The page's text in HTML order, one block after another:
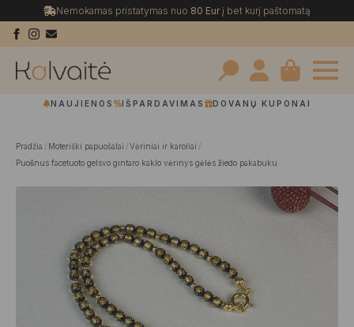
Nemokamas pristatymas nuo 80 Eurį bet kurį paštomatą
Search
NAUJIENOS IŠPARDAVIMAS DOVANŲ KUPONAI
Pradžia Moteriški papuošalai
Vėriniai ir karoliai
Puošnus facetuoto gelsvo gintaro kaklo vėrinys gėlės žiedo pakabuku